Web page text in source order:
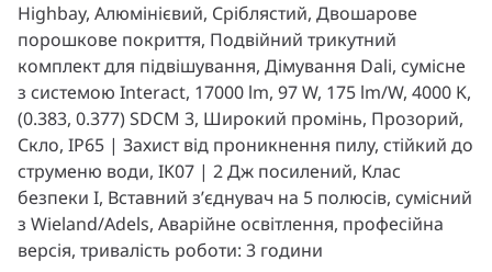
Highbay, Алюмінієвий, Сріблястий, Двошарове
порошкове покриття, Подвійний трикутний
комплект для підвішування, Дімування Dali, сумісне
з системою Interact, 17000 lm, 97 W, 175 lm/W, 4000 K,
(0.383, 0.377) SDCM 3, Широкий промінь, Прозорий,
Скло, IP65 | Захист від проникнення пилу, стійкий до
струменю води, IK07 | 2 Дж посилений, Клас
безпеки I, Вставний з’єднувач на 5 полюсів, сумісний
з Wieland/Adels, Аварійне освітлення, професійна
версія, тривалість роботи: 3 години